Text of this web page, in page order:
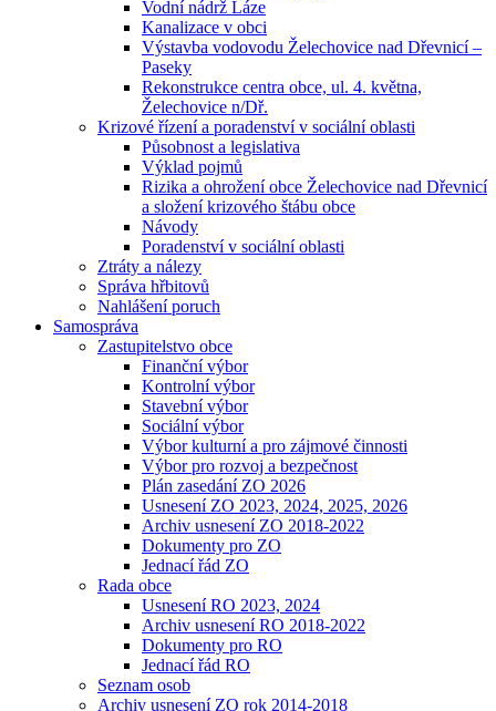
Vodní nádrž Láze
Kanalizace v obci
Výstavba vodovodu Želechovice nad Dřevnicí –
Paseky
Rekonstrukce centra obce, ul. 4. května,
Želechovice n/Dř.
Krizové řízení a poradenství v sociální oblasti
Působnost a legislativa
Výklad pojmů
Rizika a ohrožení obce Želechovice nad Dřevnicí
a složení krizového štábu obce
Návody
Poradenství v sociální oblasti
Ztráty a nálezy
Správa hřbitovů
Nahlášení poruch
Samospráva
Zastupitelstvo obce
Finanční výbor
Kontrolní výbor
Stavební výbor
Sociální výbor
Výbor kulturní a pro zájmové činnosti
Výbor pro rozvoj a bezpečnost
Plán zasedání ZO 2026
Usnesení ZO 2023, 2024, 2025, 2026
Archiv usnesení ZO 2018-2022
Dokumenty pro ZO
Jednací řád ZO
Rada obce
Usnesení RO 2023, 2024
Archiv usnesení RO 2018-2022
Dokumenty pro RO
Jednací řád RO
Seznam osob
Archiv usnesení ZO rok 2014-2018